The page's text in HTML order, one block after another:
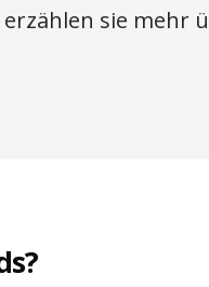
sie mehr